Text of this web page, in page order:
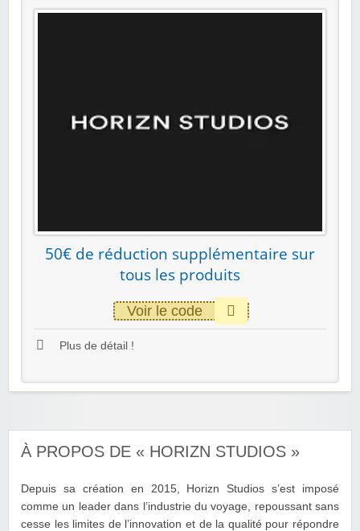
50€ de réduction supplémentaire sur
tous les produits
Voir le code
Plus de détail !
À PROPOS DE « HORIZN STUDIOS »
Depuis sa création en 2015, Horizn Studios s’est imposé
comme un leader dans l’industrie du voyage, repoussant sans
cesse les limites de l’innovation et de la qualité pour répondre